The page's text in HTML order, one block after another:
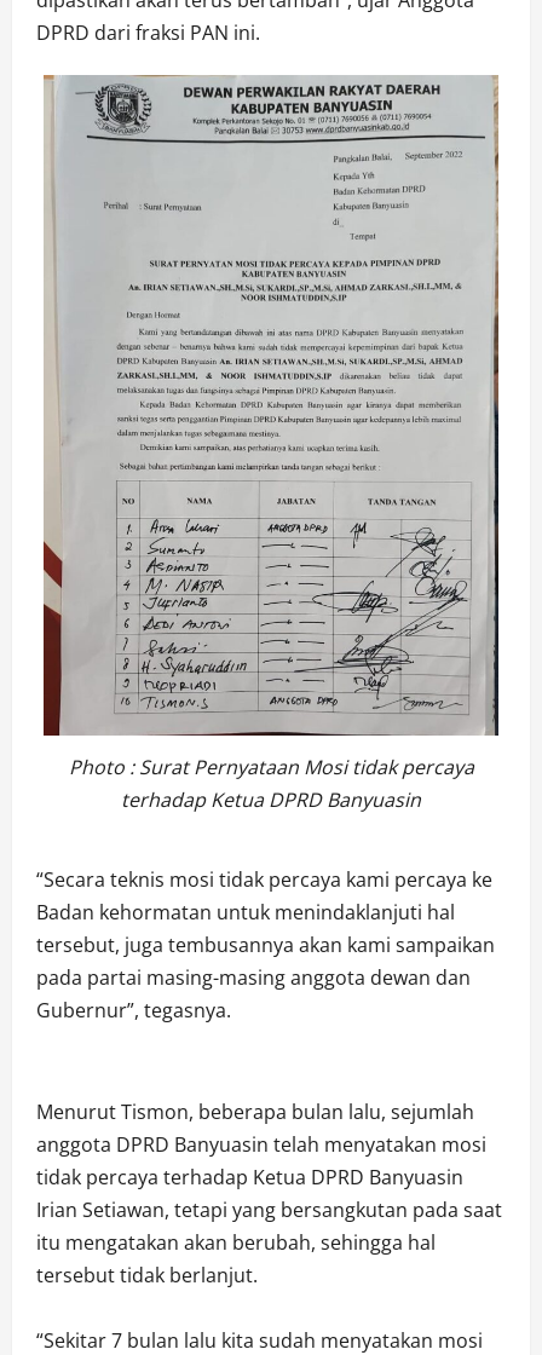
DPRD dari fraksi PAN ini.
Photo : Surat Pernyataan Mosi tidak percaya
terhadap Ketua DPRD Banyuasin
“Secara teknis mosi tidak percaya kami percaya ke
Badan kehormatan untuk menindaklanjuti hal
tersebut, juga tembusannya akan kami sampaikan
pada partai masing-masing anggota dewan dan
Gubernur”, tegasnya.
Menurut Tismon, beberapa bulan lalu, sejumlah
anggota DPRD Banyuasin telah menyatakan mosi
tidak percaya terhadap Ketua DPRD Banyuasin
Irian Setiawan, tetapi yang bersangkutan pada saat
itu mengatakan akan berubah, sehingga hal
tersebut tidak berlanjut.
“Sekitar 7 bulan lalu kita sudah menyatakan mosi